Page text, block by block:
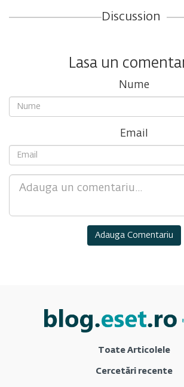
Discussion
Lasa un
Nume
Email
Toate Articolele
Cercetări recente